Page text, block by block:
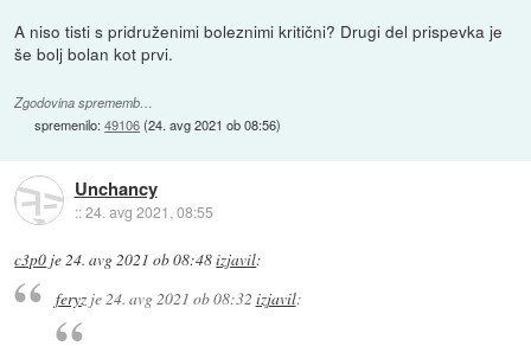
A niso tisti s pridruženimi boleznimi kritični? Drugi del prispevka je
še bolj bolan kot prvi.
Zgodovina sprememb…
spremenilo:49106(24. avg 2021 ob 08:56)
Unchancy
::24. avg 2021, 08:55
c3p0 je24. avg 2021 ob 08:48izjavil:
feryzje24. avg 2021 ob 08:32 izjavil: